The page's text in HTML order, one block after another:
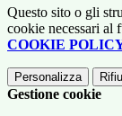
Questo sito o gli
cookie necessari al
COOKIE
Personalizza
Gestione cookie